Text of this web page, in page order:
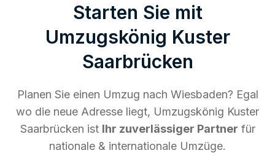
Starten Sie mit
Umzugskönig Kuster
Saarbrücken
Planen Sie einen Umzug nach Wiesbaden? Egal
wo die neue Adresse liegt, Umzugskönig Kuster
Saarbrücken ist Ihr zuverlässiger Partner für
nationale & internationale Umzüge.